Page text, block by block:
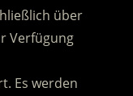
über
Verfügung
Es werden